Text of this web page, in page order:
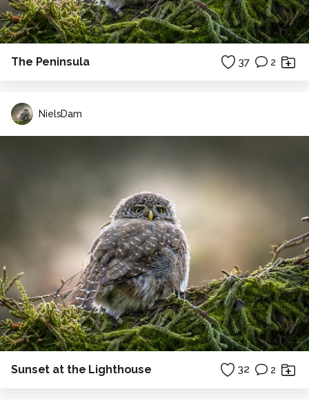
The Peninsula 37 2
NielsDam
Sunset at the Lighthouse 32 2